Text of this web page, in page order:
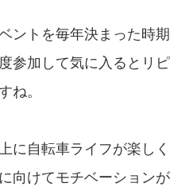
ントを毎年決まった時期
参加して気に入るとリピ
ね。
に自転車ライフが楽しく
向けてモチベーションが